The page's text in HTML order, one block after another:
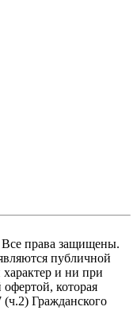
права защищены.
публичной
и ни при
которая
Гражданского